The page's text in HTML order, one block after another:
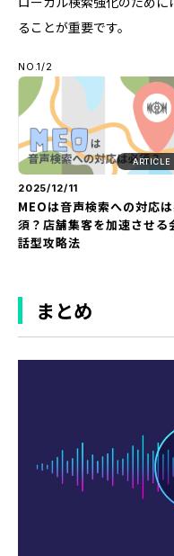
ることが重要です。
NO.1/2
ARTICLE
2025/12/11
MEOは音声検索への対応
須？店舗集客を加速させる
話型攻略法
まとめ